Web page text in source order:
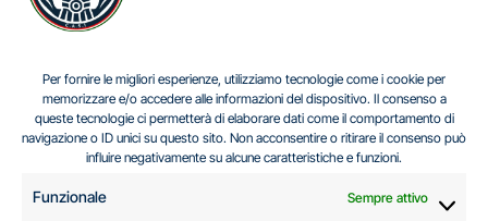
Per fornire le migliori esperienze, utilizziamo tecnologie come i cookie per
memorizzare e/o accedere alle informazioni del dispositivo. Il consenso a
queste tecnologie ci permetterà di elaborare dati come il comportamento di
navigazione o ID unici su questo sito. Non acconsentire o ritirare il consenso può
influire negativamente su alcune caratteristiche e funzioni.
Funzionale Sempre attivo
Centro Analisi e Studi Italus © Tutti i diritti riservati